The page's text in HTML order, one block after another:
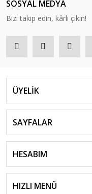
SOSYAL MEDYA
Bizi takip edin, kârlı çıkın!
ÜYELİK
SAYFALAR
HESABIM
HIZLI MENÜ